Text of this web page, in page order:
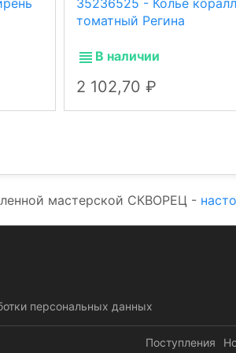
35236525 - Колье коралл
томатный Регина
В наличии
2 102,70
мастерской СКВОРЕЦ -
персональных данных
Поступления